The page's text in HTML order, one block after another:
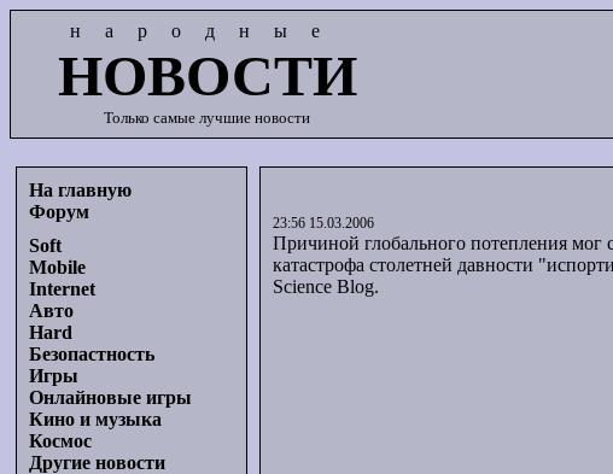
народные
НОВОСТИ
Только самые лучшие новости
На главную
Форум
Soft
Mobile
Internet
Авто
Hard
Безопастность
Игры
Онлайновые игры
Кино и музыка
Космос
Другие новости
23:56 15.03.2006
Причиной глобального потепления
катастрофа столетней давности
Science Blog.